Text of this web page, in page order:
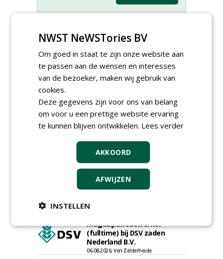
Proefveldmedewerker/
Chauffeur
landbouwmachines bij DSV
Kasmedewerker (fulltime) bij
DSV zaden Nederland B.V.
06-08-2026, Ven-Zelderheide
Projectleider Sport bij Antea
Realisatie
15-07-2026, Almere, Maastricht,
Uitvoerder civiele techniek &
sport bij Antea Realisatie
magazijnmedewerker
(fulltime) bij DSV zaden
Nederland B.V.
06-08-2026, Ven Zelderheide
NWST NeWSTories BV
Om goed in staat te zijn onze website aan
te passen aan de wensen en interesses
van de bezoeker, maken wij gebruik van
cookies.
Deze gegevens zijn voor ons van belang
om voor u een prettige website ervaring
te kunnen blijven ontwikkelen. Lees verder
AKKOORD
AFWIJZEN
INSTELLEN